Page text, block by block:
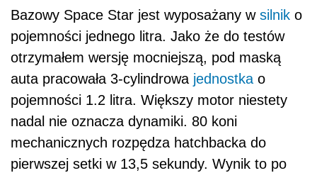
Bazowy Space Star jest wyposażany w silnik o
pojemności jednego litra. Jako że do testów
otrzymałem wersję mocniejszą, pod maską
auta pracowała 3-cylindrowa jednostka o
pojemności 1.2 litra. Większy motor niestety
nadal nie oznacza dynamiki. 80 koni
mechanicznych rozpędza hatchbacka do
pierwszej setki w 13,5 sekundy. Wynik to po